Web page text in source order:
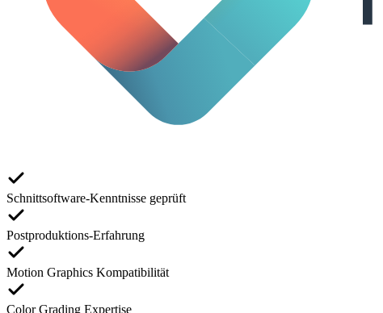
Schnittsoftware-Kenntnisse geprüft
Postproduktions-Erfahrung
Motion Graphics Kompatibilität
Color Grading Expertise